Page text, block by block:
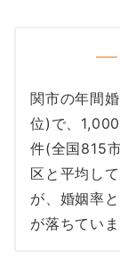
関市の年間
位)で、
件(全国815
区と平均し
が、婚姻率
が落ちていま